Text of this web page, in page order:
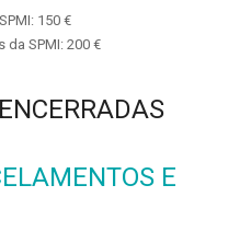
150 €
da SPMI: 200 €
E